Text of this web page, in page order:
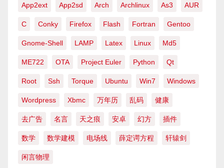
App2ext App2sd Arch Archlinux As3 AUR
C Conky Firefox Flash Fortran Gentoo
Gnome-Shell LAMP Latex Linux Md5
ME722 OTA Project Euler Python Qt
Root Ssh Torque Ubuntu Win7 Windows
Wordpress Xbmc 万年历 乱码 健康
去广告 名言 天之痕 安卓 幻方 插件
数学 数学建模 电场线 薛定谔方程 轩辕剑
闲言物理